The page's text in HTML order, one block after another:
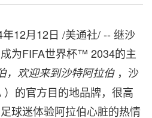
12月12日 /美通社/ -- 继沙
为FIFA世界杯™ 2034的主
，欢迎来到沙特阿拉伯，沙
的官方目的地品牌，很高
球迷体验阿拉伯心脏的热情